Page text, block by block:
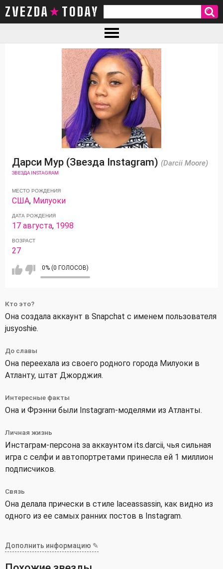
ZVEZDA TODAY
Дарси Мур (Звезда Instagram) (Darcii Moore)
ЗВЕЗДА INSTAGRAM
МЕСТО РОЖДЕНИЯ
США, Милуоки
ДАТА РОЖДЕНИЯ
17 августа, 1998
ВОЗРАСТ
27
0% (0 ГОЛОСОВ)
Кто это?
Она создала аккаунт в Snapchat с именем пользователя
jusyoshie.
До славы
Она переехала из своего родного города Милуоки в
Атланту, штат Джорджия.
Интересные факты
Она и Фрэнни были Instagram-моделями из Атланты.
Личная жизнь
Инстаграм-персона за аккаунтом its.darcii, чья сильная
игра с селфи и автопортретами принесла ей 1 миллион
подписчиков.
Связь
Она делала прически в стиле laceassassin, как видно из
одного из ее самых ранних постов в Instagram.
Дополнить информацию ✎